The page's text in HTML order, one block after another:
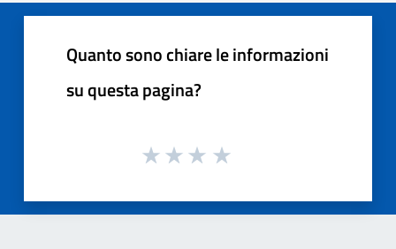
Quanto sono chiare le informazioni
su questa pagina?